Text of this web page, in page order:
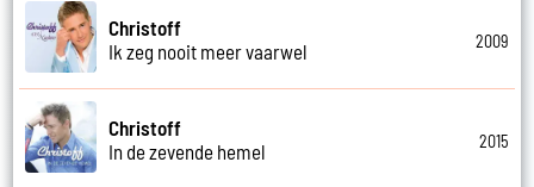
Christoff
Ik zeg nooit meer vaarwel
2009
Christoff
In de zevende hemel
2015